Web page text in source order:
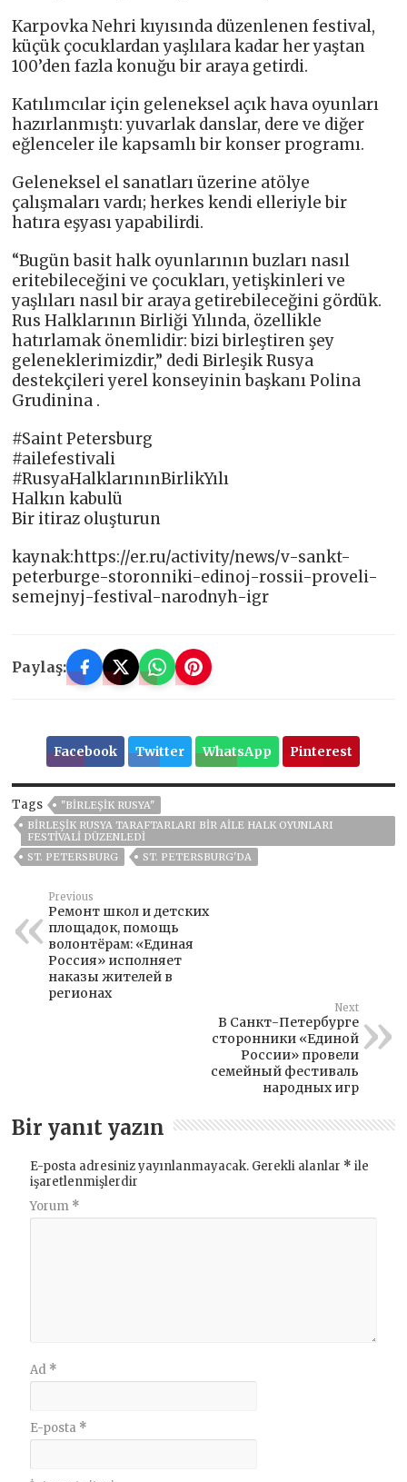
Karpovka Nehri kıyısında düzenlenen festival,
küçük çocuklardan yaşlılara kadar her yaştan
100’den fazla konuğu bir araya getirdi.
Katılımcılar için geleneksel açık hava oyunları
hazırlanmıştı: yuvarlak danslar, dere ve diğer
eğlenceler ile kapsamlı bir konser programı.
Geleneksel el sanatları üzerine atölye
çalışmaları vardı; herkes kendi elleriyle bir
hatıra eşyası yapabilirdi.
“Bugün basit halk oyunlarının buzları nasıl
eritebileceğini ve çocukları, yetişkinleri ve
yaşlıları nasıl bir araya getirebileceğini gördük.
Rus Halklarının Birliği Yılında, özellikle
hatırlamak önemlidir: bizi birleştiren şey
geleneklerimizdir,” dedi Birleşik Rusya
destekçileri yerel konseyinin başkanı Polina
Grudinina .
#Saint Petersburg
#ailefestivali
#RusyaHalklarınınBirlikYılı
Halkın kabulü
Bir itiraz oluşturun
kaynak:https://er.ru/activity/news/v-sankt-
peterburge-storonniki-edinoj-rossii-proveli-
semejnyj-festival-narodnyh-igr
Paylaş:
Facebook Twitter WhatsApp Pinterest
Tags
"BIRLEŞIK RUSYA"
BIRLEŞIK RUSYA TARAFTARLARI BIR AILE HALK OYUNLARI
FESTIVALI DÜZENLEDI
ST. PETERSBURG
ST. PETERSBURG'DA
Previous
Ремонт школ и детских
площадок, помощь
волонтёрам: «Единая
Россия» исполняет
наказы жителей в
регионах
Next
В Санкт-Петербурге
сторонники «Единой
России» провели
семейный фестиваль
народных игр
Bir yanıt yazın
E-posta adresiniz yayınlanmayacak. Gerekli alanlar * ile
işaretlenmişlerdir
Yorum *
Ad *
E-posta *